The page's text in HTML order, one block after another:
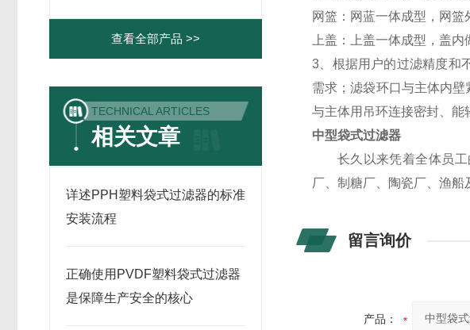
查看全部产品 >>
TECHNICAL ARTICLES
相关文章
详述PPH塑料袋式过滤器的标准
安装流程
正确使用PVDF塑料袋式过滤器
是保障生产安全的核心
网篮：网蓝一体成型，网篮
上盖：上盖一体成型，盖
3、根据用户的过滤精度和
需求；滤袋环口与主体内
与主体用吊环连接密封、能
中型袋式过滤器
长久以来凭着全体员工
厂、制糖厂、陶瓷厂、渔船
留言询价
产品：